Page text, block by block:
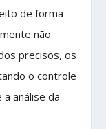
de forma
não
precisos, os
o controle
análise da